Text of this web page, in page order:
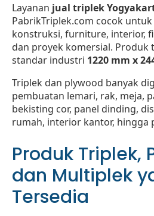
Layanan jual triplek
PabrikTriplek.com cocok
konstruksi, furniture, interior,
dan proyek komersial. Produk
standar industri 1220 mm x
Triplek dan plywood banyak
pembuatan lemari, rak, meja,
bekisting cor, panel dinding,
rumah, interior kantor,
Produk Triplek,
dan Multiplek
Tersedia